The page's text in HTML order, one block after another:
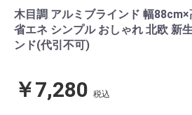
木目調 アルミブラインド 幅
省エネ シンプル おしゃれ 北欧 新
ンド(代引不可)
￥7,280 税込